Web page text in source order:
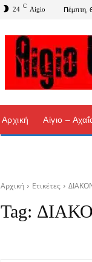
24 C Aigio Πέμπτη,
Αρχική Αίγιο –
Αρχική Ετικέτες
Tag: